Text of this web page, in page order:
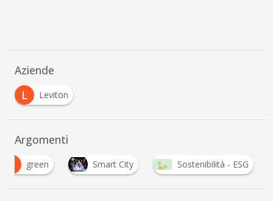
Aziende
L
Leviton
Argomenti
green Smart City Sostenibilità - ESG